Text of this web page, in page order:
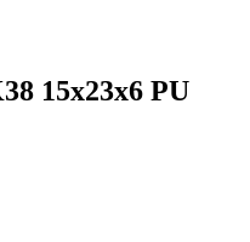
15x23x6 PU